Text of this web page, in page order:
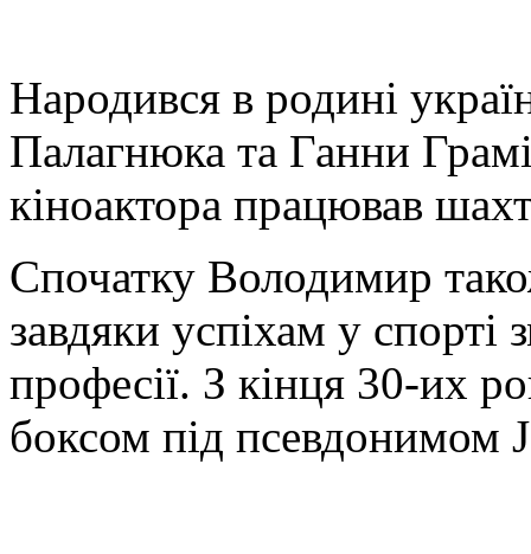
Народився в родині
Палагнюка та Ганни
кіноактора працював
Спочатку Володимир
завдяки успіхам у спорті
професії. З кінця 30-их
боксом під псевдонимом